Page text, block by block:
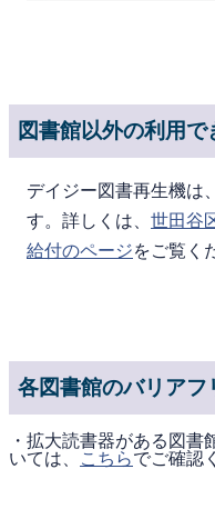
図書館以外の利用で
デイジー図書再生機は
す。詳しくは、 世田谷
給付のページをご覧く
各図書館のバリアフ
・拡大読書器がある図
いては、
こちらでご確認